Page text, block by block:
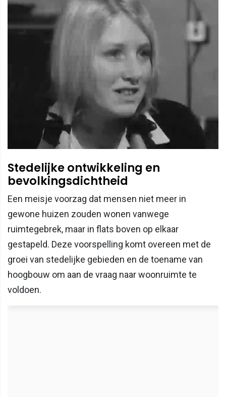
Stedelijke ontwikkeling en
bevolkingsdichtheid
Een meisje voorzag dat mensen niet meer in
gewone huizen zouden wonen vanwege
ruimtegebrek, maar in flats boven op elkaar
gestapeld. Deze voorspelling komt overeen met de
groei van stedelijke gebieden en de toename van
hoogbouw om aan de vraag naar woonruimte te
voldoen.